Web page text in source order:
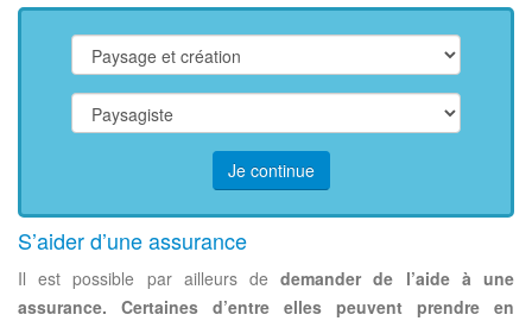
Je continue
S’aider d’une assurance
Il est possible par ailleurs dedemander de l’aide à une
assurance. Certaines d’entre elles peuvent prendre en